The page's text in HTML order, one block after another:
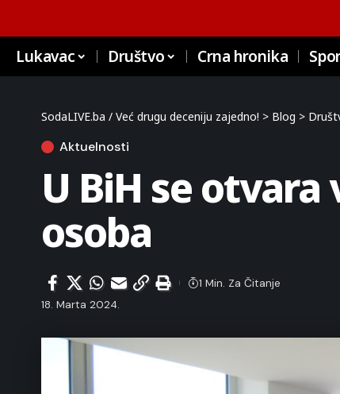
Lukavac Društvo Crna hronika
SodaLIVE.ba / Već drugu deceniju zajedno! > Blog >
Aktuelnosti
U BiH se
osoba
18. Marta 2024.
1 Min. Za Čitanje